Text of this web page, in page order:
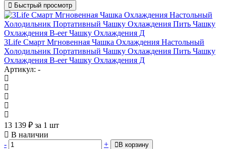
Быстрый просмотр
3Life Смарт Мгновенная Чашка Охлаждения Настольный
Холодильник Портативный Чашку Охлаждения Пить Чашку
Охлаждения B-eer Чашку Охлаждения Д
Артикул: -
13 139 ₽ за 1 шт
В наличии
-
+ В корзину